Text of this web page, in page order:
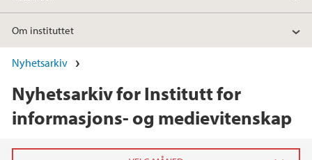
Om instituttet
Nyhetsarkiv
Nyhetsarkiv for Institutt for
informasjons- og medievitenskap